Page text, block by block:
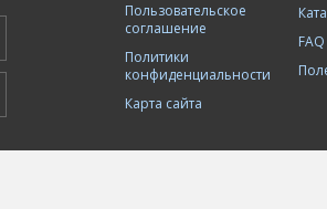
Пользовательское
соглашение
Политики
конфиденциальности
Карта сайта
FAQ